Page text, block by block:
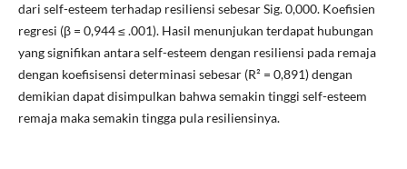
dari self-esteem terhadap resiliensi sebesar Sig. 0,000. Koefisien
regresi (β = 0,944 ≤ .001). Hasil menunjukan terdapat hubungan
yang signifikan antara self-esteem dengan resiliensi pada remaja
dengan koefisisensi determinasi sebesar (R² = 0,891) dengan
demikian dapat disimpulkan bahwa semakin tinggi self-esteem
remaja maka semakin tingga pula resiliensinya.